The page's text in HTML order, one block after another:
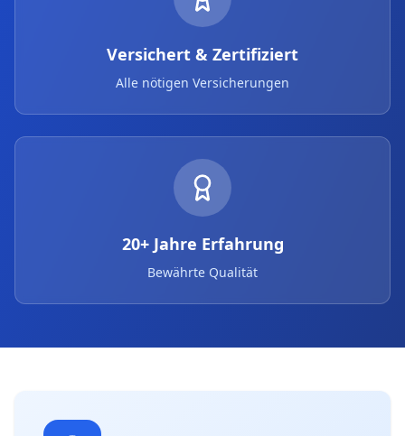
Versichert & Zertifiziert
Alle nötigen Versicherungen
20+ Jahre Erfahrung
Bewährte Qualität